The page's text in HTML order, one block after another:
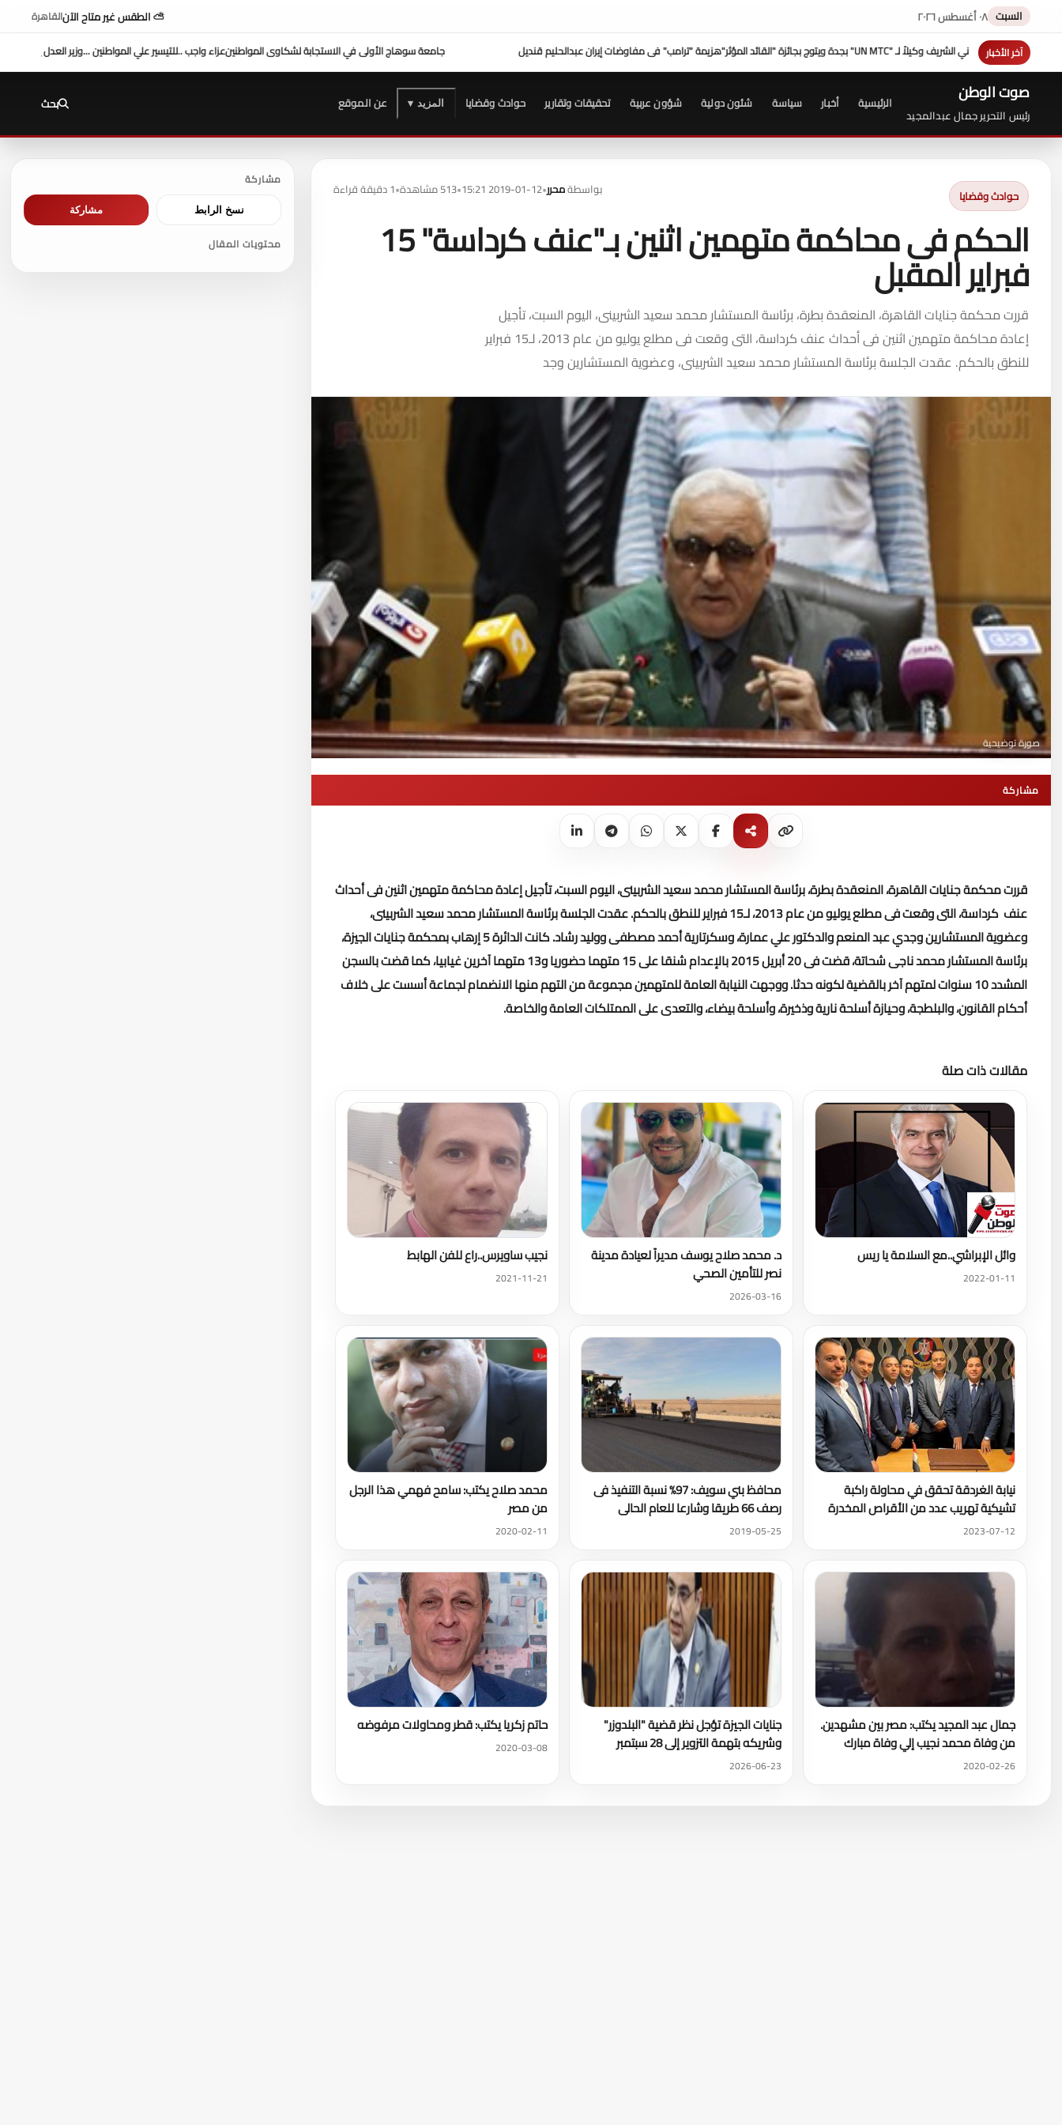
السبت ٠٨ أغسطس ٢٠٢٦ ⛅ الطقس غير متاح الآنالقاهرة
آخر الأخبار
د. طه محمد أبو الشيخ يكتب : أداءللتيسير علي المواطنين ...وزير العدل يفتتح محكمة بورفؤاد الجزئيةعزاء واجب ..جامعة سوهاج الأولى في الاستجابة لشكاوى المواطنينهزيمة "ترامب" فى مفاوضات إيران عبدالحليم قنديل
صوت الوطن
رئيس التحرير جمال عبدالمجيد
الرئيسية أخبار سياسة شئون دولية شؤون عربية تحقيقات وتقارير حوادث وقضايا المزيد ▾ عن الموقع بحث
حوادث وقضايا بواسطةمحرر•
2019-01-12 15:21
•513 مشاهدة •1 دقيقة قراءة
الحكم فى محاكمة متهمين اثنين بـ"عنف كرداسة" 15
فبراير المقبل
قررت محكمة جنايات القاهرة، المنعقدة بطرة، برئاسة المستشار محمد سعيد الشربينى، اليوم السبت، تأجيل
إعادة محاكمة متهمين اثنين فى أحداث عنف كرداسة، التى وقعت فى مطلع يوليو من عام 2013، لـ15 فبراير
للنطق بالحكم. عقدت الجلسة برئاسة المستشار محمد سعيد الشربينى، وعضوية المستشارين وجد
صورة توضيحية
مشاركة
قررت محكمة جنايات القاهرة، المنعقدة بطرة، برئاسة المستشار محمد سعيد الشربينى، اليوم السبت، تأجيل إعادة محاكمة متهمين اثنين فى أحداث
عنف كرداسة، التى وقعت فى مطلع يوليو من عام 2013، لـ15 فبراير للنطق بالحكم.
عقدت الجلسة برئاسة المستشار محمد سعيد الشربينى،
وعضوية المستشارين وجدي عبد المنعم والدكتور علي عمارة، وسكرتارية أحمد مصطفى ووليد رشاد.
كانت الدائرة 5 إرهاب بمحكمة جنايات الجيزة،
برئاسة المستشار محمد ناجى شحاتة، قضت فى 20 أبريل 2015 بالإعدام شنقا على 15 متهما حضوريا و13 متهما آخرين غيابيا، كما قضت بالسجن
المشدد 10 سنوات لمتهم آخر بالقضية لكونه حدثا.
ووجهت النيابة العامة للمتهمين مجموعة من التهم منها الانضمام لجماعة أسست على خلاف
أحكام القانون، والبلطجة، وحيازة أسلحة نارية وذخيرة، وأسلحة بيضاء، والتعدى على الممتلكات العامة والخاصة.
مقالات ذات صلة
وائل الإبراشي..مع السلامة يا ريس
2022-01-11
د. محمد صلاح يوسف مديراً لعيادة مدينة
نصر للتأمين الصحي
2026-03-16
نجيب ساويرس..راع للفن الهابط
2021-11-21
نيابة الغردقة تحقق في محاولة راكبة
تشيكية تهريب عدد من الأقراص المخدرة
2023-07-12
محافظ بني سويف: 97% نسبة التنفيذ فى
رصف 66 طريقا وشارعا للعام الحالى
2019-05-25
محمد صلاح يكتب: سامح فهمي هذا الرجل
من مصر
2020-02-11
جمال عبد المجيد يكتب: مصر بين مشهدين.
من وفاة محمد نجيب إلي وفاة مبارك
2020-02-26
جنايات الجيزة تؤجل نظر قضية "البلدوزر"
وشريكه بتهمة التزوير إلى 28 سبتمبر
2026-06-23
حاتم زكريا يكتب: قطر ومحاولات مرفوضه
2020-03-08
مشاركة
نسخ الرابط مشاركة
محتويات المقال